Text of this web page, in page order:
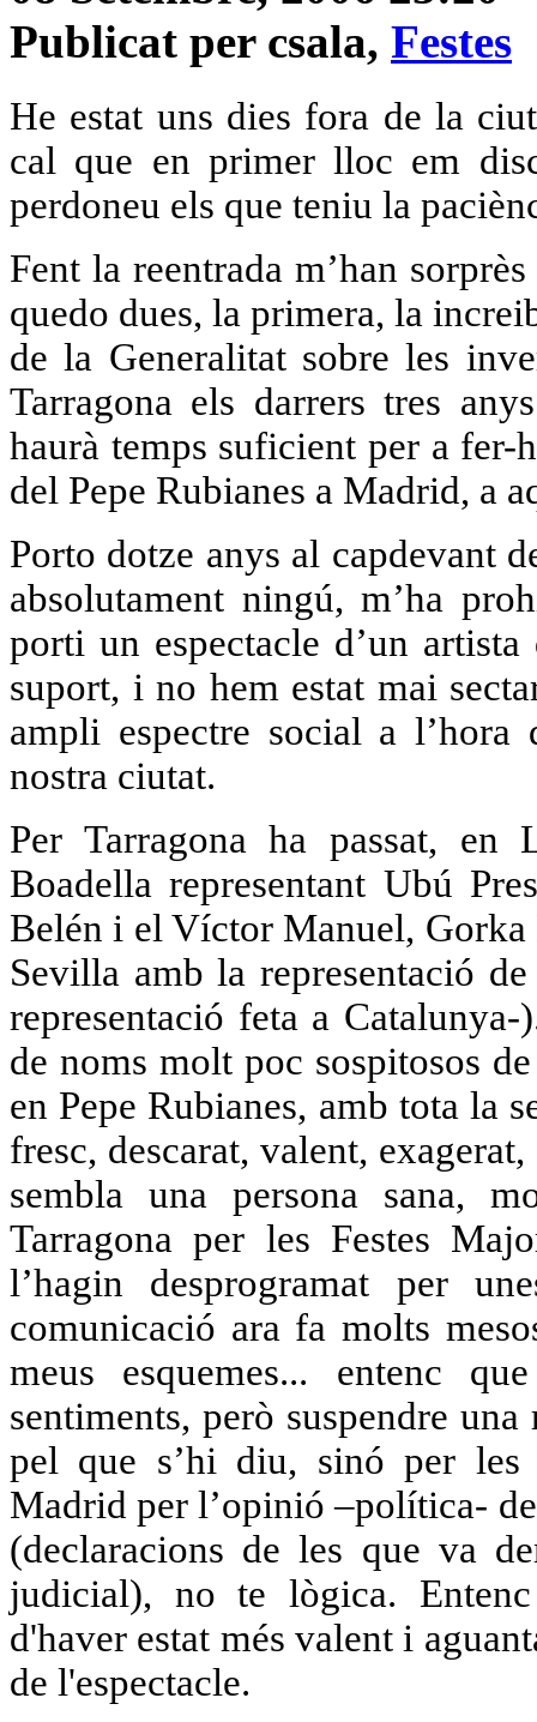
Publicat per csala, Festes
He estat uns dies fora de la
cal que en primer lloc em
perdoneu els que teniu la
Fent la reentrada m’han
quedo dues, la primera, la
de la Generalitat sobre les
Tarragona els darrers tres
haurà temps suficient per a fer-
del Pepe Rubianes a Madrid, a
Porto dotze anys al capdevant
absolutament ningú, m’ha
porti un espectacle d’un
suport, i no hem estat mai
ampli espectre social a
nostra ciutat.
Per Tarragona ha passat,
Boadella representant Ubú
Belén i el Víctor Manuel,
Sevilla amb la representació
representació feta a
de noms molt poc sospitosos
en Pepe Rubianes, amb tota la
fresc, descarat, valent,
sembla una persona sana,
Tarragona per les Festes
l’hagin desprogramat per
comunicació ara fa molts
meus esquemes... entenc
sentiments, però suspendre
pel que s’hi diu, sinó per les
Madrid per l’opinió –política-
(declaracions de les que va
judicial), no te lògica.
d'haver estat més valent i
de l'espectacle.